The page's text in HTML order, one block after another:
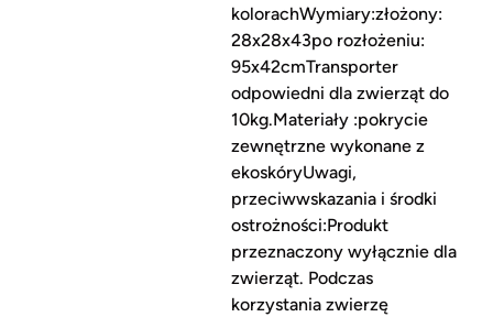
kolorachWymiary:złożony:
28x28x43po rozłożeniu:
95x42cmTransporter
odpowiedni dla zwierząt do
10kg.Materiały :pokrycie
zewnętrzne wykonane z
ekoskóryUwagi,
przeciwwskazania i środki
ostrożności:Produkt
przeznaczony wyłącznie dla
zwierząt. Podczas
korzystania zwierzę